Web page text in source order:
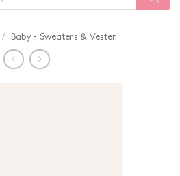
/ Baby - Sweaters & Vesten